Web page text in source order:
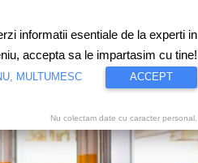
Proiecte speciale Video
informatii esentiale de la experti in
accepta sa le impartasim cu tine!
MULTUMESC ACCEPT
Nu colectam date cu caracter personal.